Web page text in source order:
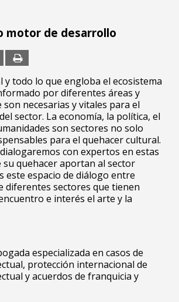
motor de desarrollo
y todo lo que engloba el ecosistema
por diferentes áreas y
necesarias y vitales para el
sector. La economía, la política, el
son sectores no solo
para el quehacer cultural.
con expertos en estas
su quehacer aportan al sector
este espacio de diálogo entre
diferentes sectores que tienen
e interés el arte y la
especializada en casos de
protección internacional de
y acuerdos de franquicia y